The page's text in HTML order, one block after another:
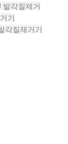
발각질제거
기
각질제거기